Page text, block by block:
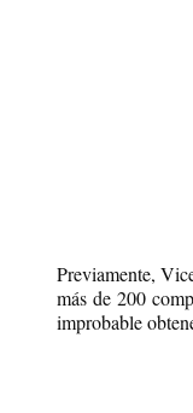
Previamente,
más de 200
improbable